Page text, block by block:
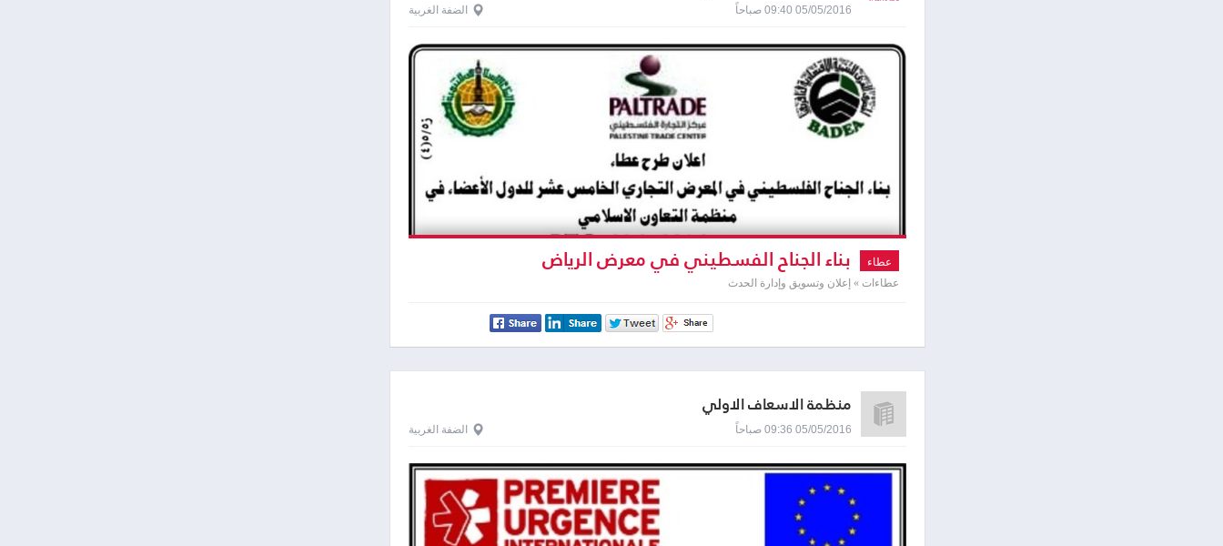
05/05/2016 09:40 صباحاً الضفة الغربية
عطاء بناء الجناح الفسطيني في معرض الرياض
عطاءات » إعلان وتسويق وإدارة الحدث
منظمة الاسعاف الاولي
05/05/2016 09:36 صباحاً الضفة الغربية